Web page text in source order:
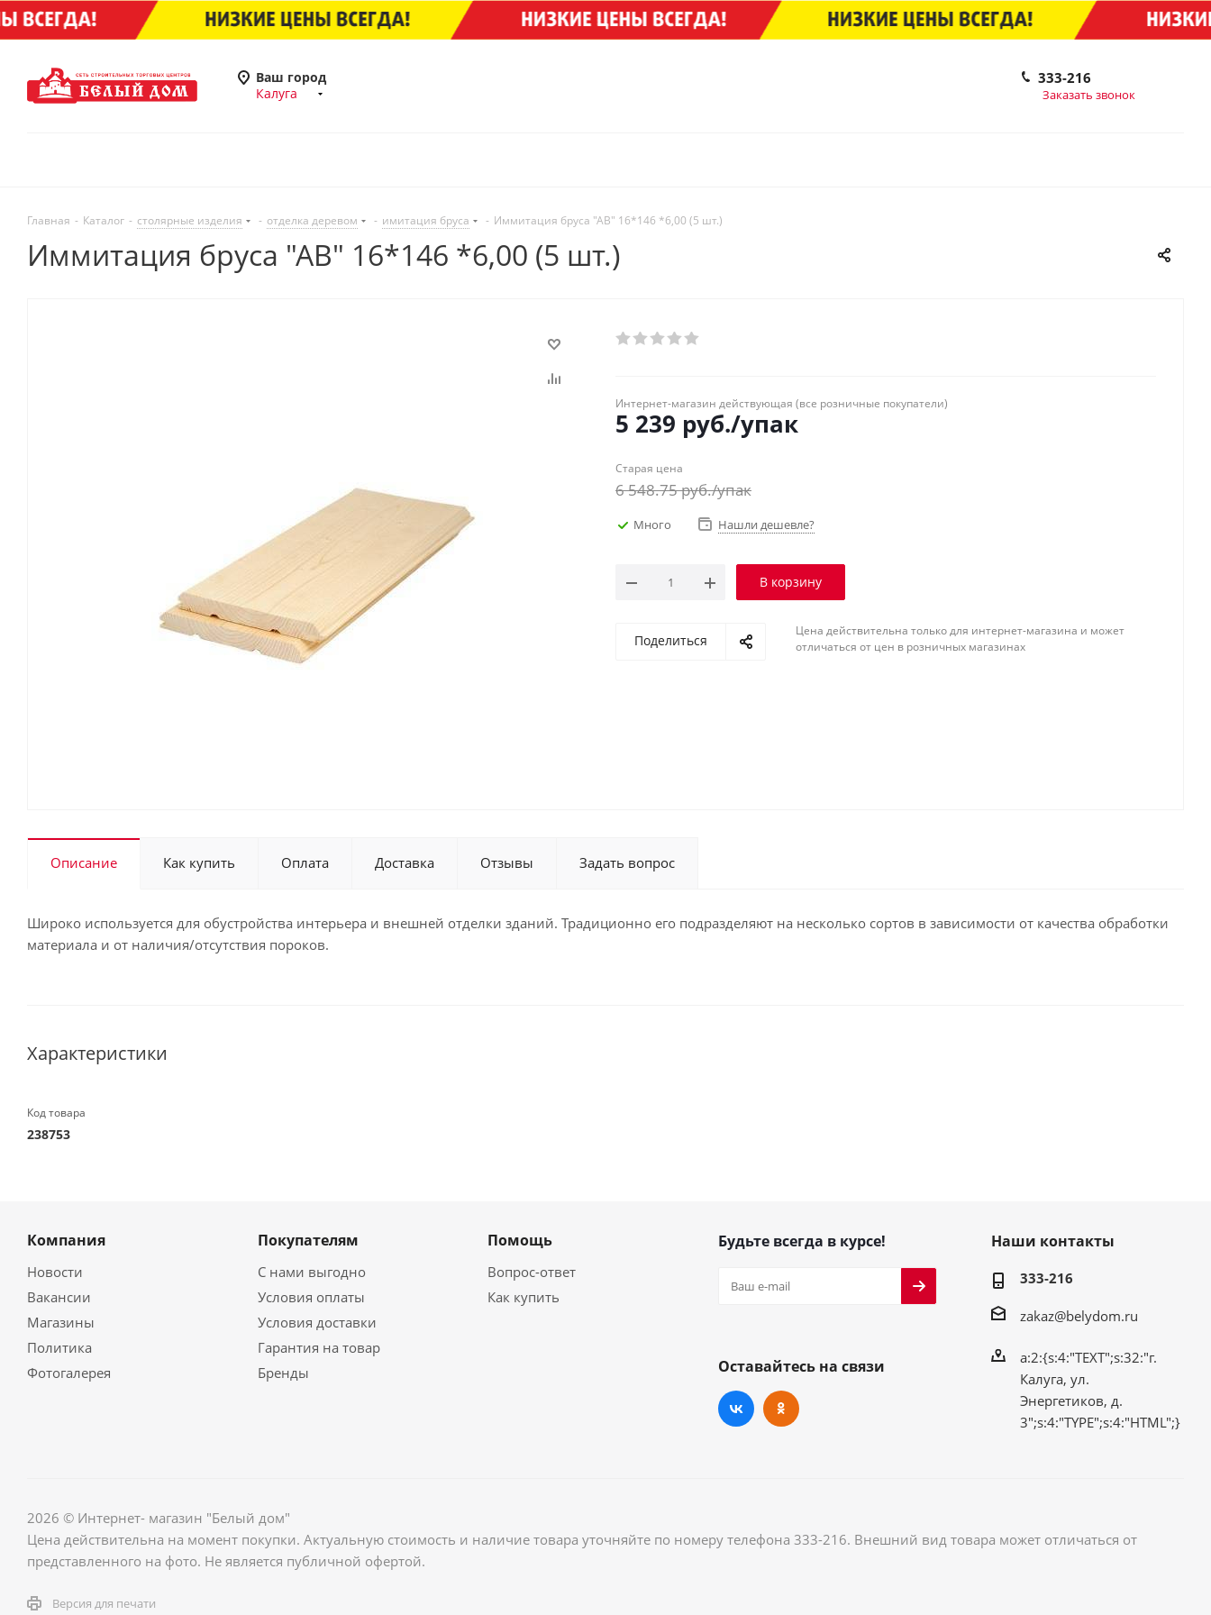
Ваш город
Калуга
333-216
Заказать звонок
Главная - Каталог - столярные изделия - отделка деревом - имитация бруса - Иммитация бруса "АВ" 16*146 *6,00 (5 шт.)
Иммитация бруса "АВ" 16*146 *6,00 (5 шт.)
Интернет-магазин действующая (все розничные покупатели)
5 239 руб./упак
Старая цена
6 548.75руб./упак
Много Нашли дешевле?
В корзину
Поделиться
Цена действительна только для интернет-магазина и может
отличаться от цен в розничных магазинах
Описание Как купить Оплата Доставка Отзывы Задать вопрос
Широко используется для обустройства интерьера и внешней отделки зданий. Традиционно его подразделяют на несколько сортов в зависимости от качества обработки
материала и от наличия/отсутствия пороков.
Характеристики
Код товара
238753
Компания
Новости
Вакансии
Магазины
Политика
Фотогалерея
Покупателям
С нами выгодно
Условия оплаты
Условия доставки
Гарантия на товар
Бренды
Помощь
Вопрос-ответ
Как купить
Будьте всегда в курсе!
Оставайтесь на связи
Наши контакты
333-216
zakaz@belydom.ru
a:2:{s:4:"TEXT";s:32:"г.
Калуга, ул.
Энергетиков, д.
3";s:4:"TYPE";s:4:"HTML";}
2026 © Интернет- магазин "Белый дом"
Цена действительна на момент покупки. Актуальную стоимость и наличие товара уточняйте по номеру телефона 333-216. Внешний вид товара может отличаться от
представленного на фото. Не является публичной офертой.
Версия для печати